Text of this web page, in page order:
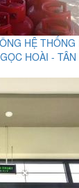
HỆ
HOÀI -